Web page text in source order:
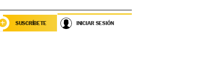
SUSCRÍBETE INICIAR SESIÓN